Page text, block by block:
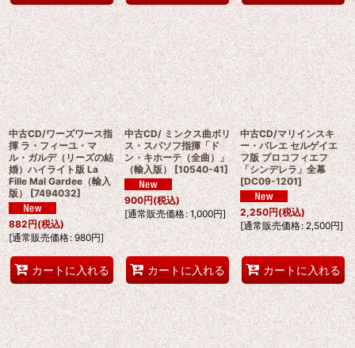
中古CD/ワーズワース指
揮 ラ・フィーユ・マ
ル・ガルデ（リーズの結
婚）ハイライト版 La
Fille Mal Gardee（輸入
版） [7494032]
882円(税込)
[通常販売価格: 980円]
カートに入れる
中古CD/ ミンクス曲ボリ
ス・スパソフ指揮「ド
ン・キホーテ（全曲）」
（輸入版） [10540-41]
900円(税込)
[通常販売価格: 1,000円]
カートに入れる
中古CD/マリインスキ
ー・バレエ セルゲイエ
フ版 プロコフィエフ
「シンデレラ」全幕
[DC09-1201]
2,250円(税込)
[通常販売価格: 2,500円]
カートに入れる